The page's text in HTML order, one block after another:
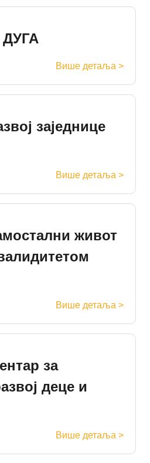
ДУГА
Више детаља >
заједнице
Више детаља >
живот
Више детаља >
за
деце и
Више детаља >